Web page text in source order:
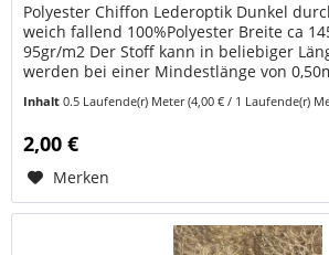
Polyester Chiffon Lederoptik Dunkel
weich fallend 100%Polyester Breite ca
95gr/m2 Der Stoff kann in beliebiger
werden bei einer Mindestlänge von
Inhalt0.5 Laufende(r) Meter(4,00 € / 1 Laufende(r)
2,00 €
Merken